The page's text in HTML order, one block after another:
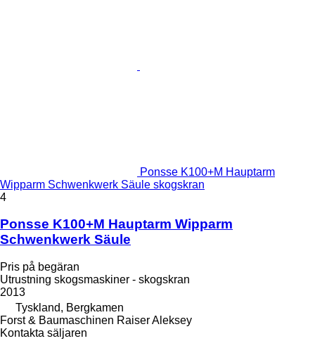
Ponsse K100+M Hauptarm
Wipparm Schwenkwerk Säule skogskran
4
Ponsse K100+M Hauptarm Wipparm
Schwenkwerk Säule
Pris på begäran
Utrustning skogsmaskiner - skogskran
2013
Tyskland, Bergkamen
Forst & Baumaschinen Raiser Aleksey
Kontakta säljaren